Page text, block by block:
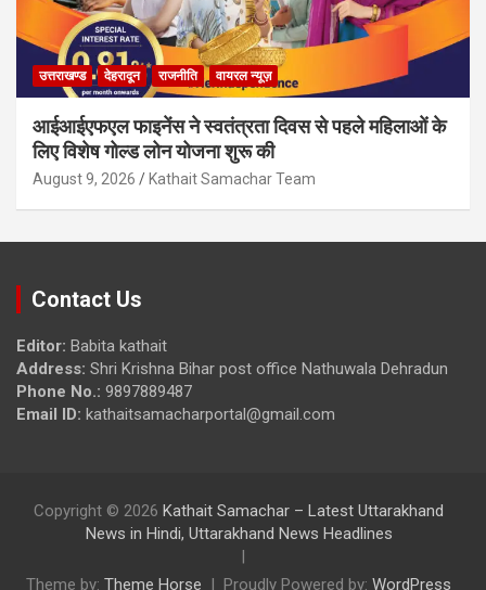
उत्तराखण्ड देहरादून राजनीति वायरल न्यूज़
आईआईएफएल फाइनेंस ने स्वतंत्रता दिवस से पहले महिलाओं के
लिए विशेष गोल्ड लोन योजना शुरू की
August 9, 2026 Kathait Samachar Team
Contact Us
Editor: Babita kathait
Address: Shri Krishna Bihar post office Nathuwala Dehradun
Phone No.: 9897889487
Email ID: kathaitsamacharportal@gmail.com
Copyright © 2026 Kathait Samachar – Latest Uttarakhand
News in Hindi, Uttarakhand News Headlines
Theme by: Theme Horse Proudly Powered by: WordPress